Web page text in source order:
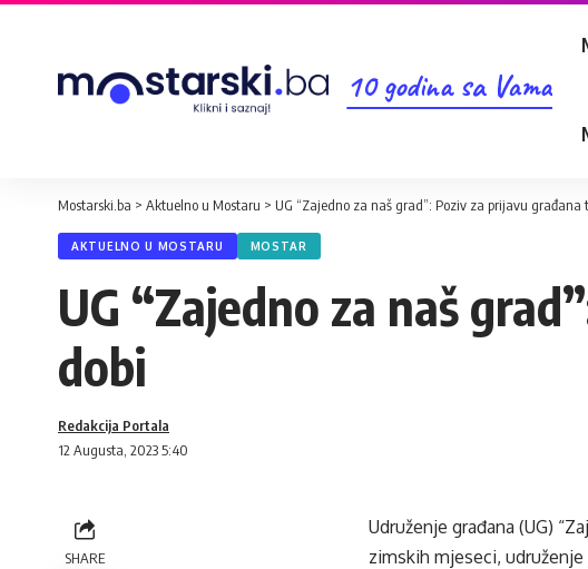
10 godina sa Vama
Mostarski.ba > Aktuelno u Mostaru > UG “Zajedno za naš grad”: Poziv za prijavu građana
AKTUELNO U MOSTARU MOSTAR
UG “Zajedno za naš
dobi
12 Augusta, 2023 5:40
Redakcija Portala
SHARE
Udruženje građana (UG)
zimskih mjeseci,